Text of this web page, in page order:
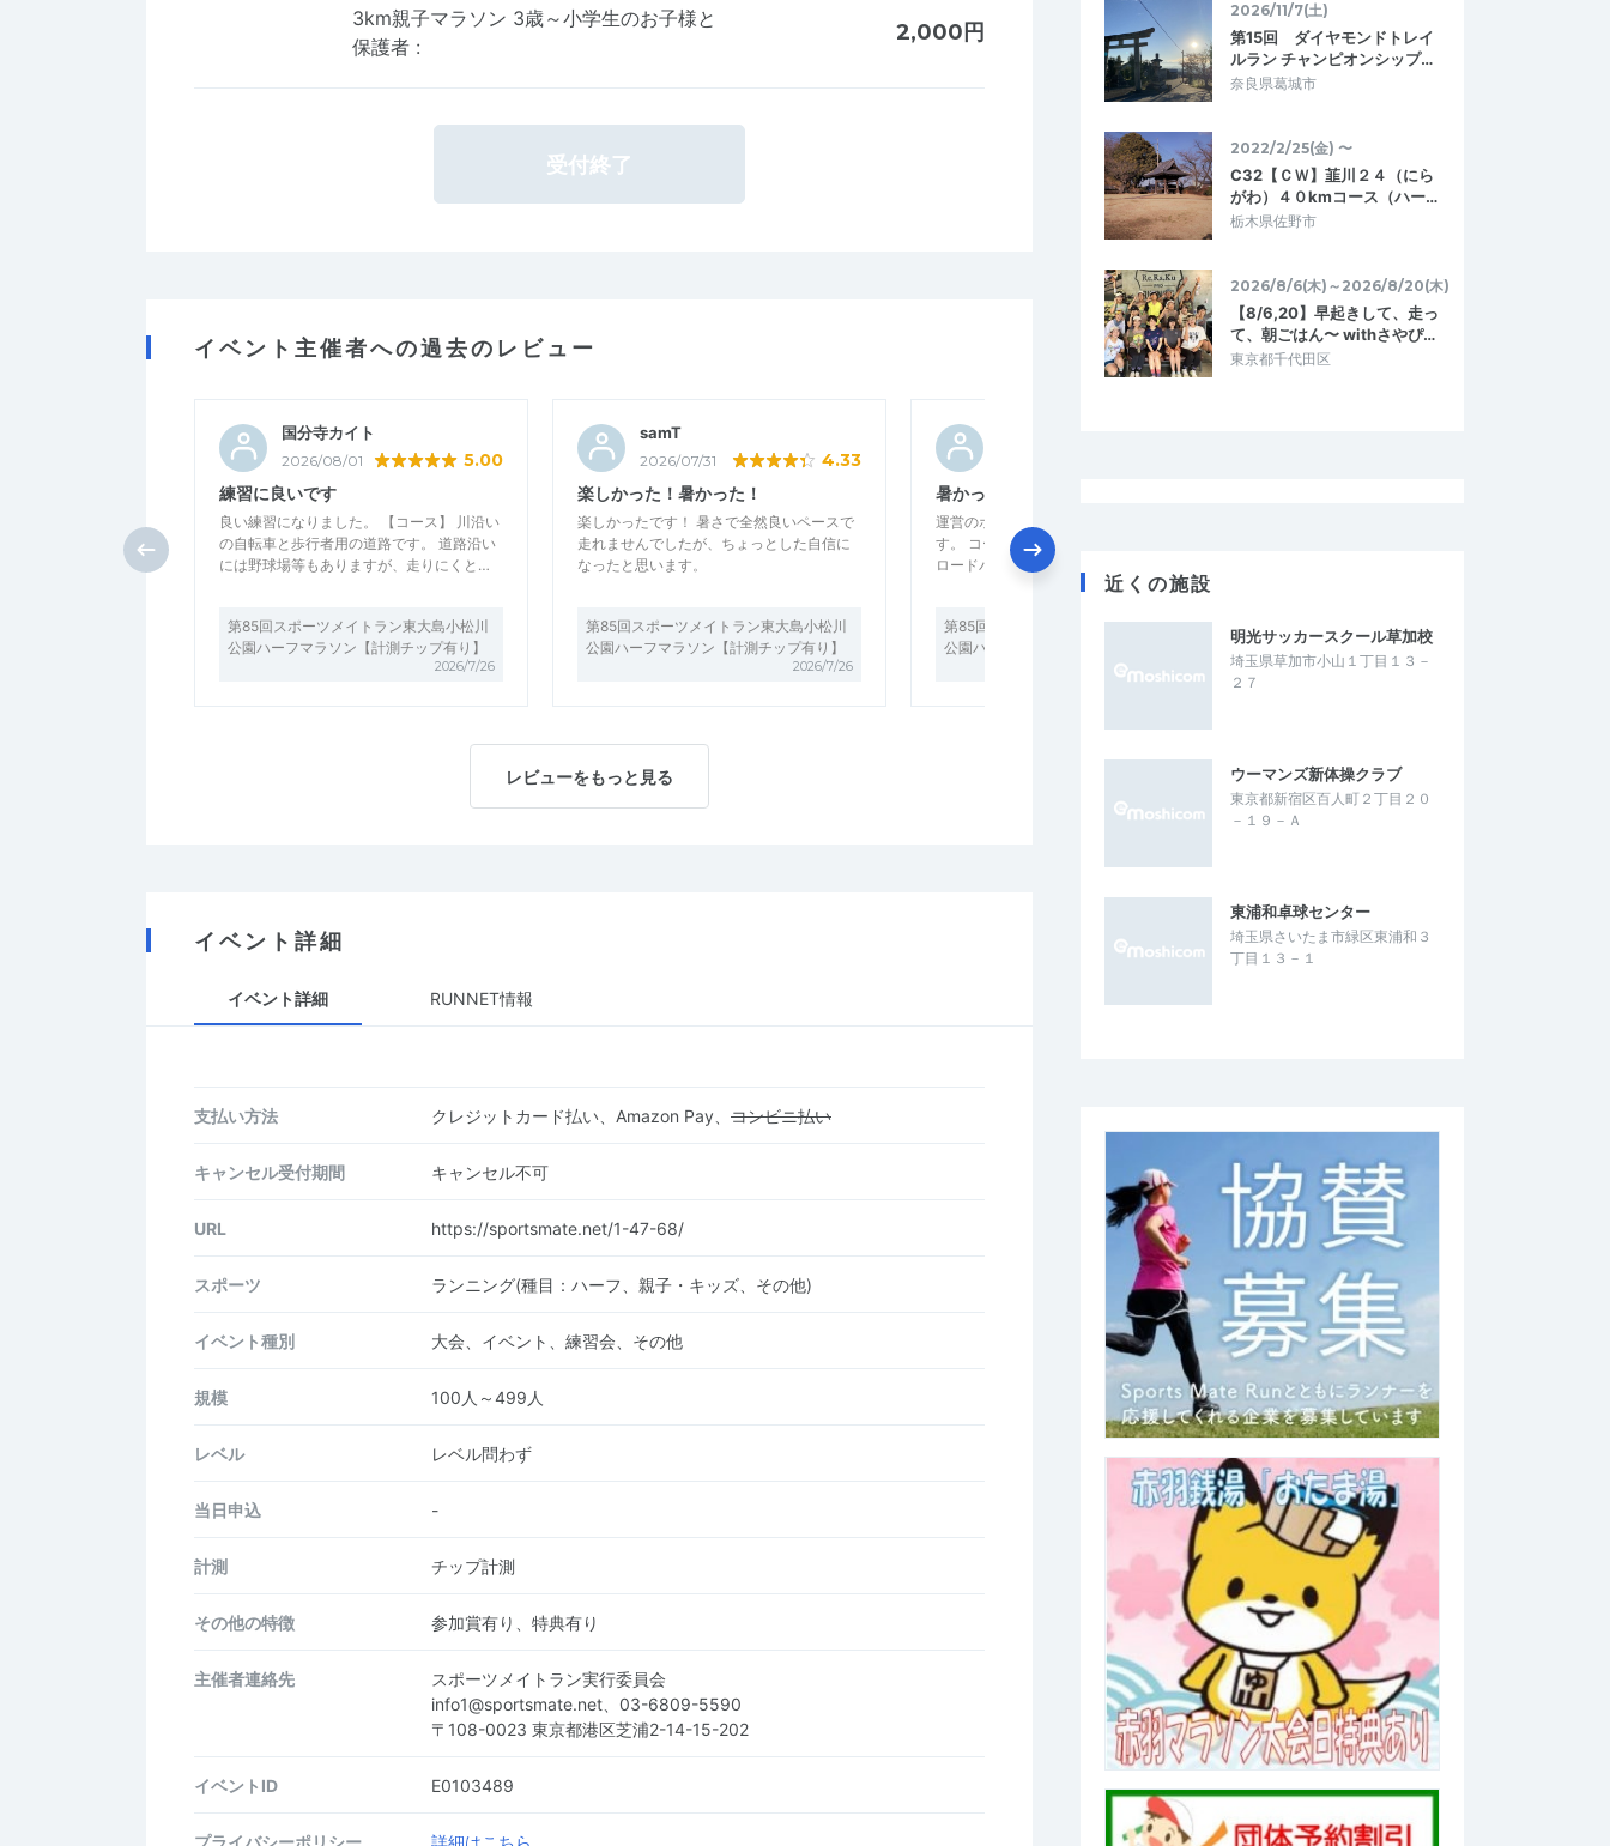
3km親子マラソン 3歳～小学生のお子様と
保護者 :
2,000円
受付終了
イベント主催者への過去のレビュー
国分寺カイト
2026/08/01 5.00
練習に良いです
良い練習になりました。 【コース】 川沿い
の自転車と歩行者用の道路です。 道路沿い
には野球場等もありますが、走りにくと…
第85回スポーツメイトラン東大島小松川
公園ハーフマラソン【計測チップ有り】
2026/7/26
samT
2026/07/31 4.33
楽しかった！暑かった！
楽しかったです！ 暑さで全然良いペースで
走れませんでしたが、ちょっとした自信に
なったと思います。
第85回スポーツメイトラン東大島小松川
公園ハーフマラソン【計測チップ有り】
2026/7/26
暑かったが良い大会だと思った
運営のホスピタリティはとても良かったで
す。 コースも平坦で走りやすかったです。
ロードバイクが多かったですが、そこは…
第85回スポーツメイトラン東大島小松川
公園ハーフマラソン【計測チップ有り】
第8回スポーツメイトラン新横浜鶴見川ハ
ーフマラソン【計測チップ有り】
レビューをもっと見る
イベント詳細
イベント詳細 RUNNET情報
支払い方法 クレジットカード払い、Amazon Pay、 コンビニ払い
キャンセル受付期間 キャンセル不可
URL https://sportsmate.net/1-47-68/
スポーツ ランニング(種目：ハーフ、親子・キッズ、その他)
イベント種別 大会、イベント、練習会、その他
規模 100人～499人
レベル レベル問わず
当日申込 -
計測 チップ計測
その他の特徴 参加賞有り、特典有り
主催者連絡先
スポーツメイトラン実行委員会
info1@sportsmate.net、03-6809-5590
〒108-0023 東京都港区芝浦2-14-15-202
イベントID E0103489
プライバシーポリシー 詳細はこちら
2026/11/7(土)
第15回 ダイヤモンドトレイ
ルラン チャンピオンシップ…
奈良県葛城市
2022/2/25(金) 〜
C32【ＣＷ】韮川２４（にら
がわ）４０kmコース（ハー…
栃木県佐野市
2026/8/6(木)～2026/8/20(木)
【8/6,20】早起きして、走っ
て、朝ごはん〜 withさやぴ…
東京都千代田区
近くの施設
明光サッカースクール草加校
埼玉県草加市小山１丁目１３－
２７
ウーマンズ新体操クラブ
東京都新宿区百人町２丁目２０
－１９－Ａ
東浦和卓球センター
埼玉県さいたま市緑区東浦和３
丁目１３－１